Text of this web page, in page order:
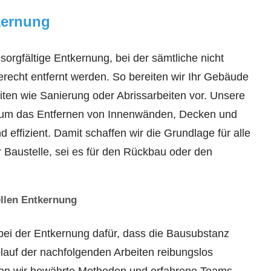
Entkernung, bei der sämtliche nicht
entfernt werden. So bereiten wir Ihr Gebäude
wie Sanierung oder Abrissarbeiten vor. Unsere
das Entfernen von Innenwänden, Decken und
effizient. Damit schaffen wir die Grundlage für alle
sei es für den Rückbau oder den
Entkernung
der Entkernung dafür, dass die Bausubstanz
der nachfolgenden Arbeiten reibungslos